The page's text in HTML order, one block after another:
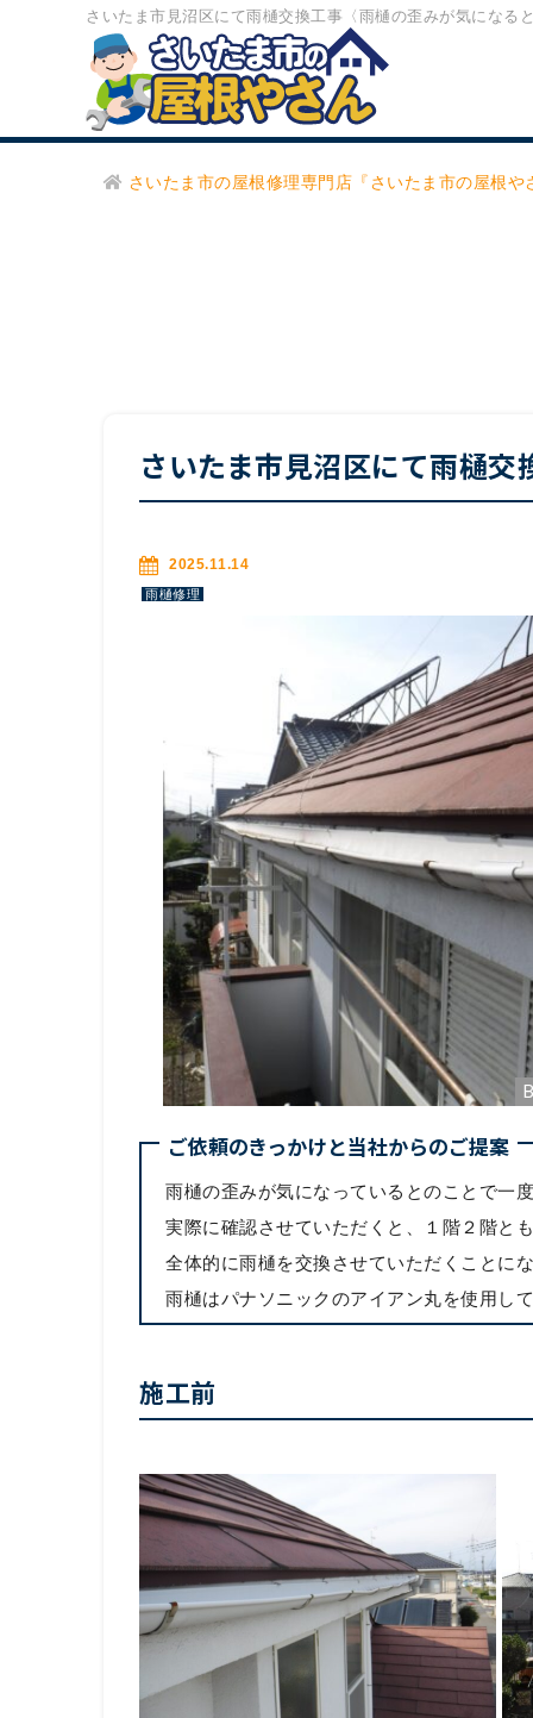
さいたま市見沼区にて雨樋交換工事〈雨樋の歪みが気になる
さいたま市の屋根修理専門店『さいたま市の屋根や
さいたま市見沼区にて雨樋
2025.11.14
雨樋修理
ご依頼のきっかけと当社からのご提案
雨樋の歪みが気になっているとのことで一
実際に確認させていただくと、１階２階と
全体的に雨樋を交換させていただくことに
雨樋はパナソニックのアイアン丸を使用し
施工前